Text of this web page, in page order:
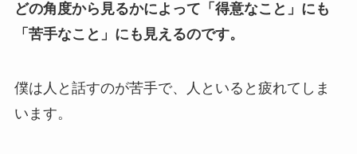
どの角度から見るかによって「得意なこと」にも
「苦手なこと」にも見えるのです。
僕は人と話すのが苦手で、人といると疲れてしま
います。